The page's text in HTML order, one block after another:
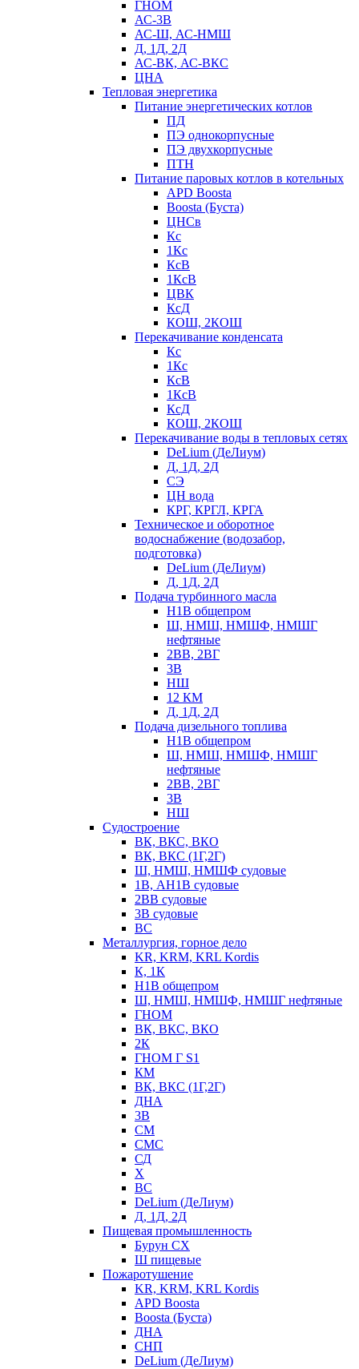
ГНОМ
АС-3В
АС-Ш, АС-НМШ
Д, 1Д, 2Д
АС-ВК, АС-ВКС
ЦНА
Тепловая энергетика
Питание энергетических котлов
ПД
ПЭ однокорпусные
ПЭ двухкорпусные
ПТН
Питание паровых котлов в котельных
APD Boosta
Boosta (Буста)
ЦНСв
Кс
1Кс
КсВ
1КсВ
ЦВК
КсД
КОШ, 2КОШ
Перекачивание конденсата
Кс
1Кс
КсВ
1КсВ
КсД
КОШ, 2КОШ
Перекачивание воды в тепловых сетях
DeLium (ДеЛиум)
Д, 1Д, 2Д
СЭ
ЦН вода
КРГ, КРГЛ, КРГА
Техническое и оборотное
водоснабжение (водозабор,
подготовка)
DeLium (ДеЛиум)
Д, 1Д, 2Д
Подача турбинного масла
Н1В общепром
Ш, НМШ, НМШФ, НМШГ
нефтяные
2ВВ, 2ВГ
3В
НШ
12 КМ
Д, 1Д, 2Д
Подача дизельного топлива
Н1В общепром
Ш, НМШ, НМШФ, НМШГ
нефтяные
2ВВ, 2ВГ
3В
НШ
Судостроение
ВК, ВКС, ВКО
ВК, ВКС (1Г,2Г)
Ш, НМШ, НМШФ судовые
1В, АН1В судовые
2ВВ судовые
3В судовые
ВС
Металлургия, горное дело
KR, KRM, KRL Kordis
К, 1К
Н1В общепром
Ш, НМШ, НМШФ, НМШГ нефтяные
ГНОМ
ВК, ВКС, ВКО
2К
ГНОМ Г S1
КМ
ВК, ВКС (1Г,2Г)
ДНА
3В
СМ
СМС
СД
Х
ВС
DeLium (ДеЛиум)
Д, 1Д, 2Д
Пищевая промышленность
Бурун СХ
Ш пищевые
Пожаротушение
KR, KRM, KRL Kordis
APD Boosta
Boosta (Буста)
ДНА
СНП
DeLium (ДеЛиум)